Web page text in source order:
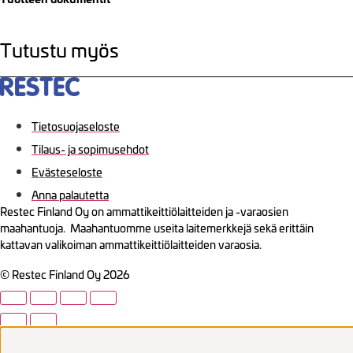
Tutustu myös
Tietosuojaseloste
Tilaus- ja sopimusehdot
Evästeseloste
Anna palautetta
Restec Finland Oy on ammattikeittiölaitteiden ja -varaosien
maahantuoja. Maahantuomme useita laitemerkkejä sekä erittäin
kattavan valikoiman ammattikeittiölaitteiden varaosia.
© Restec Finland Oy 2026